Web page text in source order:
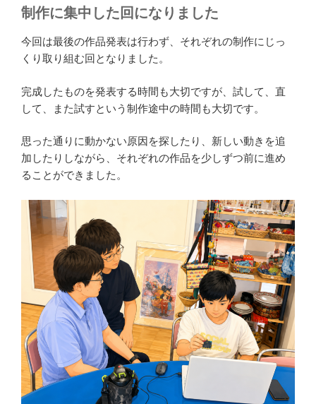
制作に集中した回になりました
今回は最後の作品発表は行わず、それぞれの制作にじっ
くり取り組む回となりました。
完成したものを発表する時間も大切ですが、試して、直
して、また試すという制作途中の時間も大切です。
思った通りに動かない原因を探したり、新しい動きを追
加したりしながら、それぞれの作品を少しずつ前に進め
ることができました。